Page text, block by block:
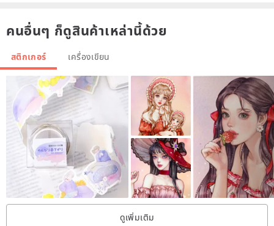
คนอื่นๆ ก็ดูสินค้าเหล่านี้ด้วย
สติกเกอร์ เครื่องเขียน
ดูเพิ่มเติม